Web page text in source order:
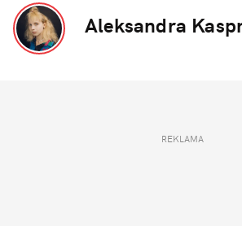
Aleksandra
REKLAMA